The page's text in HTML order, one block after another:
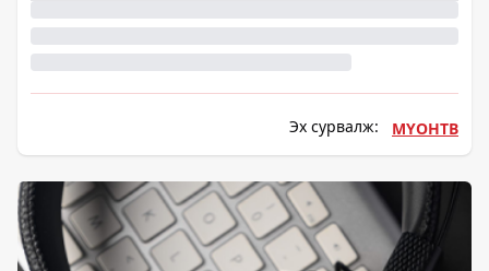
Эх сурвалж: МҮОНТВ